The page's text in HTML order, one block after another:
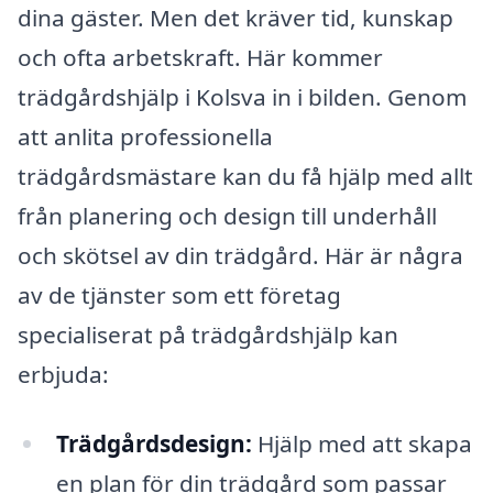
dina gäster. Men det kräver tid, kunskap
och ofta arbetskraft. Här kommer
trädgårdshjälp i Kolsva in i bilden. Genom
att anlita professionella
trädgårdsmästare kan du få hjälp med allt
från planering och design till underhåll
och skötsel av din trädgård. Här är några
av de tjänster som ett företag
specialiserat på trädgårdshjälp kan
erbjuda:
Trädgårdsdesign: Hjälp med att skapa
en plan för din trädgård som passar